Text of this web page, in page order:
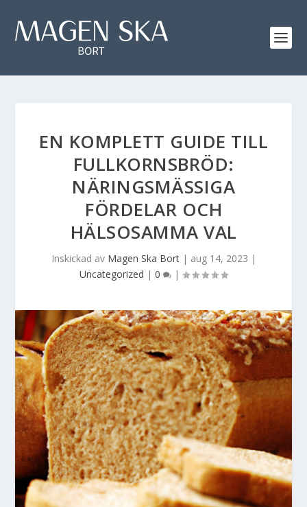
EN KOMPLETT GUIDE TILL
FULLKORNSBRÖD:
NÄRINGSMÄSSIGA
FÖRDELAR OCH
HÄLSOSAMMA VAL
Inskickad av Magen Ska Bort| aug 14, 2023 |
Uncategorized | 0 |